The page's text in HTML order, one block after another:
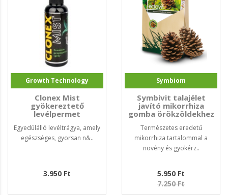
Growth Technology
Clonex Mist
gyökereztető
levélpermet
Egyedülálló levéltrágya, amely
egészséges, gyorsan n&..
3.950 Ft
Symbiom
Symbivit talajélet
javító mikorrhiza
gomba örökzöldekhez
Természetes eredetű
mikorrhiza tartalommal a
növény és gyökérz..
5.950 Ft
7.250 Ft